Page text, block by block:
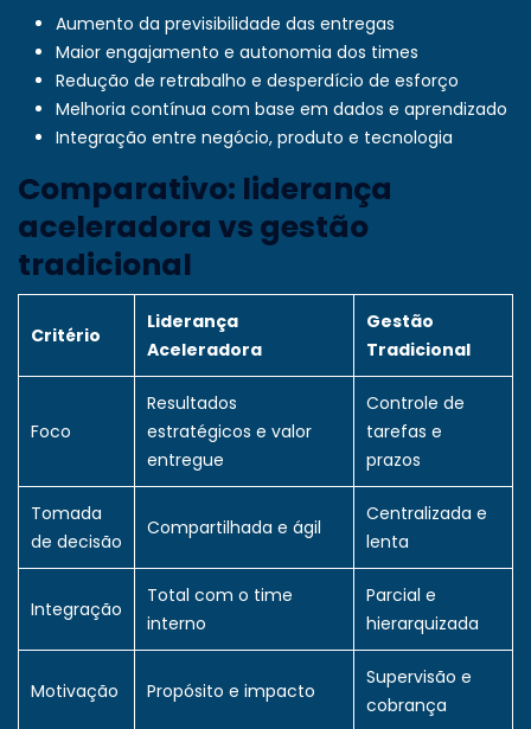
Aumento da previsibilidade das entregas
Maior engajamento e autonomia dos times
Redução de retrabalho e desperdício de esforço
Melhoria contínua com base em dados e aprendizado
Integração entre negócio, produto e tecnologia
Comparativo: liderança
aceleradora vs gestão
tradicional
Critério
Liderança
Aceleradora
Gestão
Tradicional
Foco
Resultados
estratégicos e valor
entregue
Controle de
tarefas e
prazos
Tomada
de decisão
Compartilhada e ágil
Centralizada e
lenta
Integração
Total com o time
interno
Parcial e
hierarquizada
Motivação Propósito e impacto
Supervisão e
cobrança